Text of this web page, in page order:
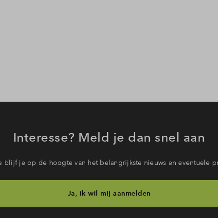
Interesse? Meld je dan snel aan
blijf je op de hoogte van het belangrijkste nieuws en eventuele
Ja, ik wil mij aanmelden